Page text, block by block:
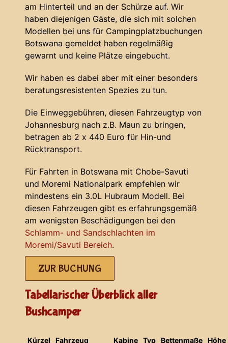
am Hinterteil und an der Schürze auf. Wir
haben diejenigen Gäste, die sich mit solchen
Modellen bei uns für Campingplatzbuchungen
Botswana gemeldet haben regelmäßig
gewarnt und keine Plätze eingebucht.
Wir haben es dabei aber mit einer besonders
beratungsresistenten Spezies zu tun.
Die Einweggebühren, diesen Fahrzeugtyp von
Johannesburg nach z.B. Maun zu bringen,
betragen ab 2 x 440 Euro für Hin-und
Rücktransport.
Für Fahrten in Botswana mit Chobe-Savuti
und Moremi Nationalpark empfehlen wir
mindestens ein 3.0L Hubraum Modell. Bei
diesen Fahrzeugen gibt es erfahrungsgemäß
am wenigsten Beschädigungen bei den
Schlamm- und Sandschlachten im
Moremi/Savuti Bereich.
ZUR BUCHUNG
Tabellarischer Überblick aller
Bushcamper
Kürzel Fahrzeug Kabine Typ Bettenmaße Höhe